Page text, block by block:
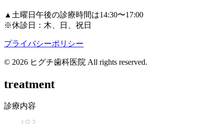
▲ 土曜日午後の診療時間は14:30〜17:00
※休診日：木、日、祝日
プライバシーポリシー
© 2026 ヒグチ歯科医院 All rights reserved.
treatment
診療内容